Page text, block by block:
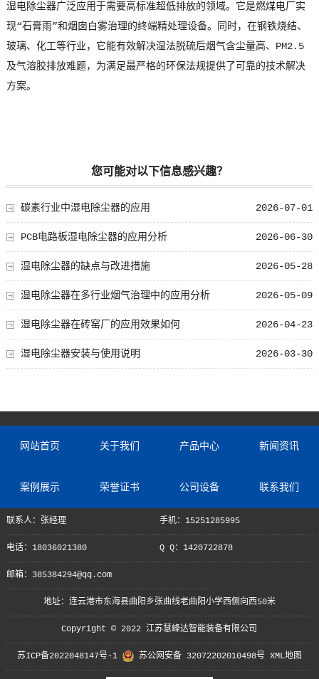
湿电除尘器广泛应用于需要高标准超低排放的领域。它是燃煤电厂实
现“石膏雨”和烟囱白雾治理的终端精处理设备。同时，在钢铁烧结、
玻璃、化工等行业，它能有效解决湿法脱硫后烟气含尘量高、PM2.5
及气溶胶排放难题，为满足最严格的环保法规提供了可靠的技术解决
方案。
您可能对以下信息感兴趣？
2026-07-01
碳素行业中湿电除尘器的应用
2026-06-30
PCB电路板湿电除尘器的应用分析
2026-05-28
湿电除尘器的缺点与改进措施
2026-05-09
湿电除尘器在多行业烟气治理中的应用分析
2026-04-23
湿电除尘器在砖窑厂的应用效果如何
2026-03-30
湿电除尘器安装与使用说明
网站首页 关于我们 产品中心 新闻资讯
案例展示 荣誉证书 公司设备 联系我们
联系人：张经理 手机：15251285995
电话：18036021380 Q Q：1420722878
邮箱：385384294@qq.com
地址：连云港市东海县曲阳乡张曲线老曲阳小学西侧向西50米
Copyright © 2022 江苏慧峰达智能装备有限公司
苏ICP备2022048147号-1 苏公网安备 32072202010498号 XML地图